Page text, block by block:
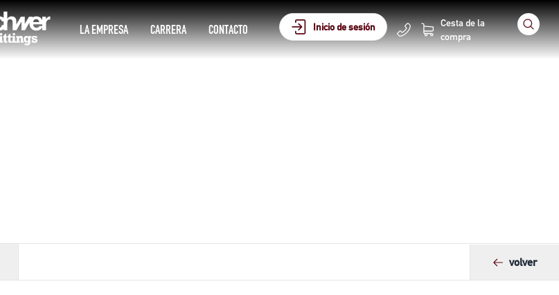
LA EMPRESA CARRERA CONTACTO Inicio de sesión
Cesta de la
compra
volver